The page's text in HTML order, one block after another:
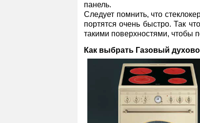
панель.
Следует помнить, что
портятся очень быстро. Так
такими поверхностями, чтобы
Как выбрать Газовый